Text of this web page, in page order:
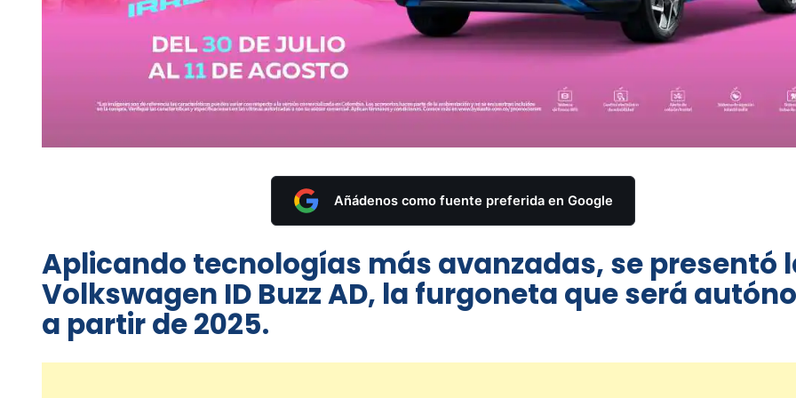
Añádenos como fuente preferida en Google
Aplicando tecnologías más avanzadas, se presentó
Volkswagen ID Buzz AD, la furgoneta que será
a partir de 2025.